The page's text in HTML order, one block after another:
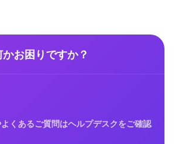
かお困りですか？
くあるご質問はヘルプデスクをご確認